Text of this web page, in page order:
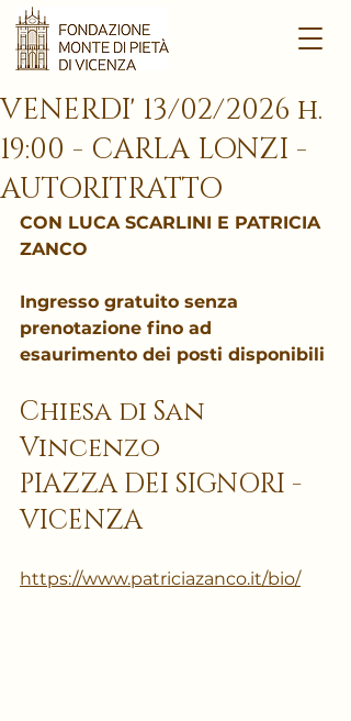
VENERDI' 13/02/2026 h.
19:00 - CARLA LONZI -
AUTORITRATTO
CON LUCA SCARLINI E PATRICIA
ZANCO
Ingresso gratuito senza
prenotazione fino ad
esaurimento dei posti disponibili
Chiesa di San
Vincenzo
PIAZZA DEI SIGNORI -
VICENZA
https://www.patriciazanco.it/bio/